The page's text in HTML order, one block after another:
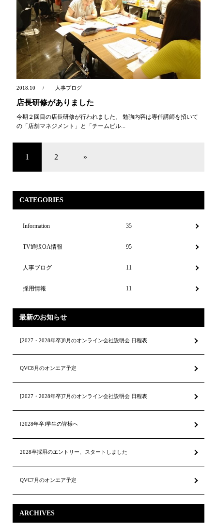
2018.10 人事ブログ
店長研修がありました
今期２回目の店長研修が行われました。 勉強内容は専任講師を招いて
の「店舗マネジメント」と「チームビル...
1 2 »
CATEGORIES
Information 35
TV通販OA情報 95
人事ブログ 11
採用情報 11
最新のお知らせ
[2027・2028年卒]8月のオンライン会社説明会 日程表
QVC8月のオンエア予定
[2027・2028年卒]7月のオンライン会社説明会 日程表
[2028年卒]学生の皆様へ
2028卒採用のエントリー、スタートしました
QVC7月のオンエア予定
ARCHIVES